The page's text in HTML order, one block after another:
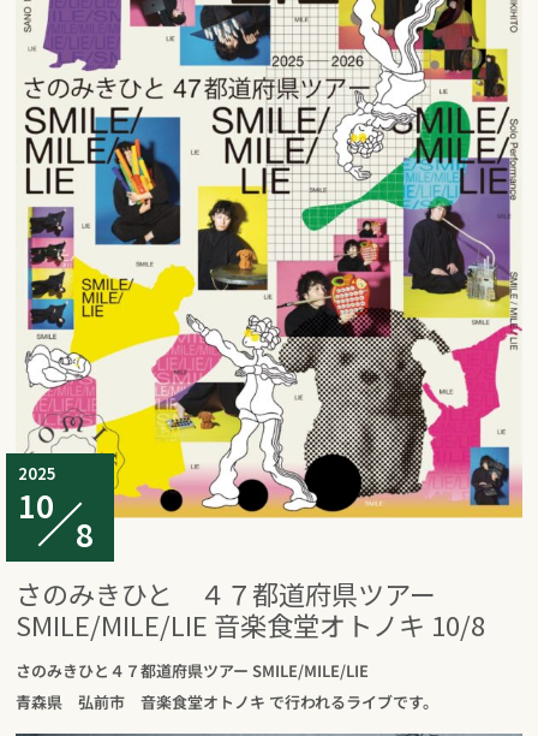
2025
10
8
さのみきひと ４７都道府県ツアー
SMILE/MILE/LIE 音楽食堂オトノキ 10/8
さのみきひと４７都道府県ツアー SMILE/MILE/LIE
青森県 弘前市 音楽食堂オトノキ で行われるライブです。